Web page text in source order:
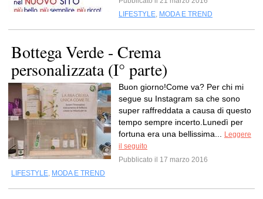
LIFESTYLE, MODA E TREND
Bottega Verde - Crema
personalizzata (I° parte)
Buon giorno!Come va? Per chi mi
segue su Instagram sa che sono
super raffreddata a causa di questo
tempo sempre incerto.Lunedì per
fortuna era una bellissima...
Leggere
il seguito
Pubblicato il 17 marzo 2016
LIFESTYLE, MODA E TREND